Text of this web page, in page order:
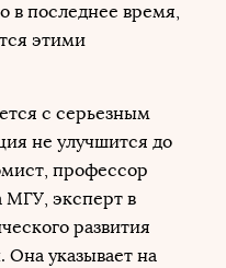
в последнее время,
этими
с серьезным
не улучшится до
профессор
МГУ, эксперт в
развития
Она указывает на